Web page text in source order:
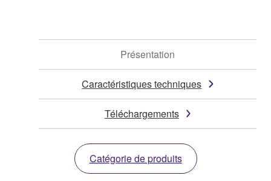
Présentation
Caractéristiques techniques
Téléchargements
Catégorie de produits